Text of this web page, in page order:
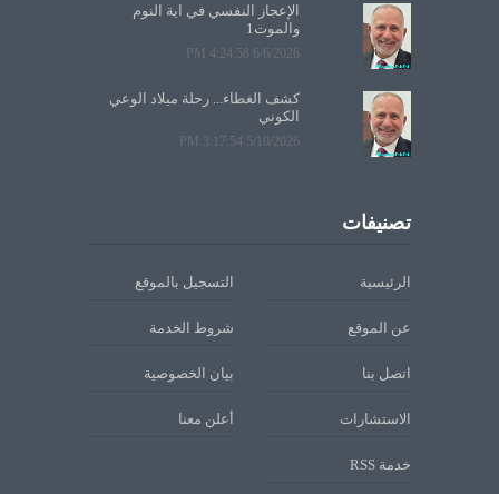
الإعجاز النفسي في آية النوم
والموت1
6/6/2026 4:24:58 PM
كشف الغطاء... رحلة ميلاد الوعي
الكوني
5/10/2026 3:17:54 PM
تصنيفات
الرئيسية التسجيل بالموقع
عن الموقع شروط الخدمة
اتصل بنا بيان الخصوصية
الاستشارات أعلن معنا
خدمة RSS